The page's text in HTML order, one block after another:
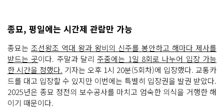
종묘, 평일에는 시간제 관람만 가능
종묘는 조선왕조 역대 왕과 왕비의 신주를 봉안하고 해마다 제사를
받드는 곳이다. 주말과 달리주중에는 1일 8회로 나누어 입장 가능
한 시간을 정했다. 기자는 오후 1시 20분(5회차)에 입장했다. 교통카
드를 대고 입장할 수 있지만 이번에는 특별히 입장권을 발권 받았다.
2025년은 종묘 정전의 보수공사를 마치고 엄숙한 의식을 거행한 해
이기 때문이다.